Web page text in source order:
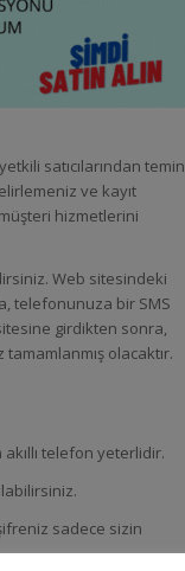
satıcılarından temin
ve kayıt
hizmetlerini
Web sitesindeki
telefonunuza bir SMS
girdikten sonra,
olacaktır.
telefon yeterlidir.
sadece sizin